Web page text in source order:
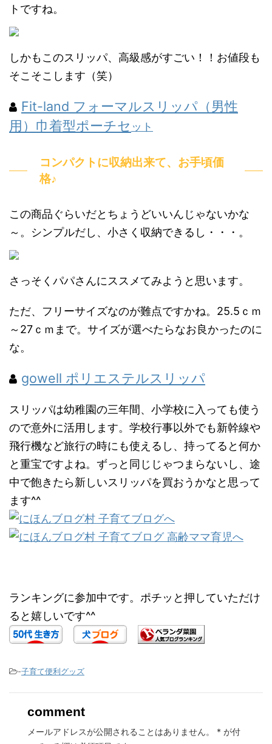
トですね。
しかもこのスリッパ、高級感がすごい！！お値段も
そこそこします（笑）
Fit-land フォーマルスリッパ（男性
用）巾着型ポーチセ ット
コンパクトに収納出来て、お手頃価
格♪
この商品ぐらいだとちょうどいいんじゃないかな
～。シンプルだし、小さく収納できるし・・・。
さっそくパパさんにススメてみようと思います。
ただ、フリーサイズなのが難点ですかね。25.5ｃｍ
～27ｃｍまで。サイズが選べたらなお良かったのに
な。
gowell ポリエステルスリッパ
スリッパは幼稚園の三年間、小学校に入っても使う
ので意外に活用します。学校行事以外でも新幹線や
飛行機など旅行の時にも使えるし、持ってると何か
と重宝ですよね。ずっと同じじゃつまらないし、途
中で飽きたら新しいスリッパを買おうかなと思って
ます^^
ランキングに参加中です。ポチッと押していただけ
ると嬉しいです^^
-子育て便利グッズ
comment
メールアドレスが公開されることはありません。 * が付